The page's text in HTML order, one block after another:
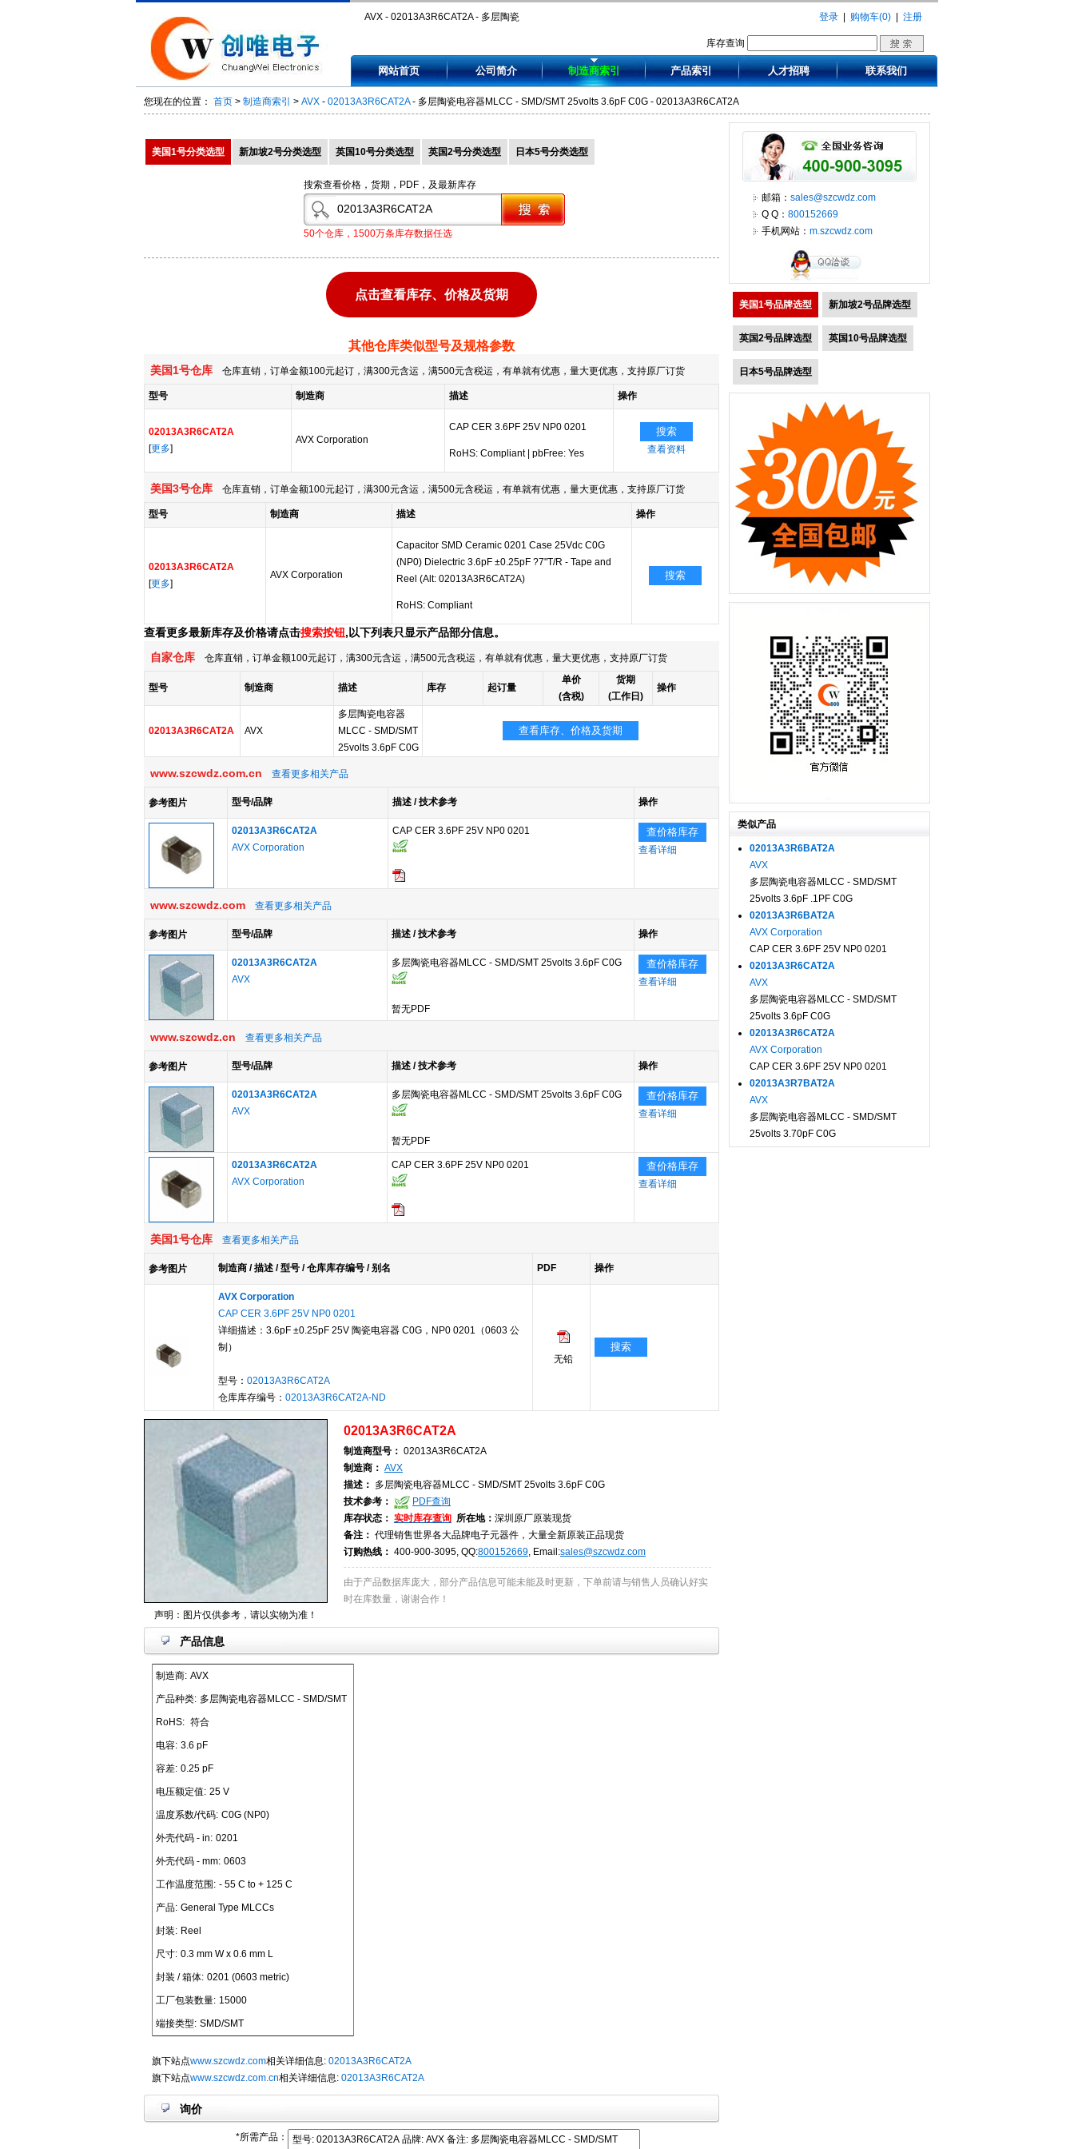
AVX - 02013A3R6CAT2A - 多层陶瓷
3.6pF C0G - 02013A3R6CAT2A
登录 购物车(0) 注册
库存查询
网站首页 公司简介 制造商索引 产品索引 人才招聘 联系我们
您现在的位置： 首页 > 制造商索引 > AVX - 02013A3R6CAT2A- 多层陶瓷电容器MLCC - SMD/SMT 25volts 3.6pF C0G - 02013A3R6CAT2A
美国1号分类选型 新加坡2号分类选型 英国10号分类选型 英国2号分类选型 日本5号分类选型
搜索查看价格，货期，PDF，及最新库存
50个仓库，1500万条库存数据任选
点击查看库存、价格及货期
其他仓库类似型号及规格参数
美国1号仓库 仓库直销，订单金额100元起订，满300元含运，满500元含税运，有单就有优惠，量大更优惠，支持原厂订货
型号 制造商 描述 操作
02013A3R6CAT2A
[更多]
AVX Corporation
CAP CER 3.6PF 25V NP0 0201
RoHS: Compliant pbFree: Yes
搜索
查看资料
美国3号仓库 仓库直销，订单金额100元起订，满300元含运，满500元含税运，有单就有优惠，量大更优惠，支持原厂订货
型号 制造商 描述 操作
02013A3R6CAT2A
[更多]
AVX Corporation
Capacitor SMD Ceramic 0201 Case 25Vdc C0G
(NP0) Dielectric 3.6pF ±0.25pF ?7"T/R - Tape and
Reel (Alt: 02013A3R6CAT2A)
RoHS: Compliant
搜索
查看更多最新库存及价格请点击搜索按钮,以下列表只显示产品部分信息。
自家仓库 仓库直销，订单金额100元起订，满300元含运，满500元含税运，有单就有优惠，量大更优惠，支持原厂订货
型号 制造商 描述 库存 起订量
单价
(含税)
货期
(工作日)
操作
02013A3R6CAT2A AVX
多层陶瓷电容器
MLCC - SMD/SMT
25volts 3.6pF C0G
查看库存、价格及货期
www.szcwdz.com.cn 查看更多相关产品
参考图片 型号/品牌 描述 / 技术参考 操作
02013A3R6CAT2A
AVX Corporation
CAP CER 3.6PF 25V NP0 0201 查价格库存
查看详细
www.szcwdz.com 查看更多相关产品
参考图片 型号/品牌 描述 / 技术参考 操作
02013A3R6CAT2A
AVX
多层陶瓷电容器MLCC - SMD/SMT 25volts 3.6pF C0G
暂无PDF
查价格库存
查看详细
www.szcwdz.cn 查看更多相关产品
参考图片 型号/品牌 描述 / 技术参考 操作
02013A3R6CAT2A
AVX
多层陶瓷电容器MLCC - SMD/SMT 25volts 3.6pF C0G
暂无PDF
查价格库存
查看详细
02013A3R6CAT2A
AVX Corporation
CAP CER 3.6PF 25V NP0 0201 查价格库存
查看详细
美国1号仓库 查看更多相关产品
参考图片 制造商 / 描述 / 型号 / 仓库库存编号 / 别名 PDF 操作
AVX Corporation
CAP CER 3.6PF 25V NP0 0201
详细描述：3.6pF ±0.25pF 25V 陶瓷电容器 C0G，NP0 0201（0603 公
制）
型号： 02013A3R6CAT2A
仓库库存编号： 02013A3R6CAT2A-ND
无铅
搜索
声明：图片仅供参考，请以实物为准！
02013A3R6CAT2A
制造商型号： 02013A3R6CAT2A
制造商： AVX
描述： 多层陶瓷电容器MLCC - SMD/SMT 25volts 3.6pF C0G
技术参考：
PDF查询
库存状态： 实时库存查询 所在地： 深圳原厂原装现货
备注： 代理销售世界各大品牌电子元器件，大量全新原装正品现货
订购热线： 400-900-3095, QQ:800152669, Email:sales@szcwdz.com
由于产品数据库庞大，部分产品信息可能未能及时更新，下单前请与销售人员确认好实
时在库数量，谢谢合作！
产品信息
制造商: AVX
产品种类: 多层陶瓷电容器MLCC - SMD/SMT
RoHS: 符合
电容: 3.6 pF
容差: 0.25 pF
电压额定值: 25 V
温度系数/代码: C0G (NP0)
外壳代码 - in: 0201
外壳代码 - mm: 0603
工作温度范围: - 55 C to + 125 C
产品: General Type MLCCs
封装: Reel
尺寸: 0.3 mm W x 0.6 mm L
封装 / 箱体: 0201 (0603 metric)
工厂包装数量: 15000
端接类型: SMD/SMT
旗下站点www.szcwdz.com相关详细信息: 02013A3R6CAT2A
旗下站点www.szcwdz.com.cn相关详细信息: 02013A3R6CAT2A
询价
*所需产品：
邮箱： sales@szcwdz.com
Q Q： 800152669
手机网站： m.szcwdz.com
美国1号品牌选型 新加坡2号品牌选型
英国2号品牌选型 英国10号品牌选型
日本5号品牌选型
类似产品
02013A3R6BAT2A
AVX
多层陶瓷电容器MLCC - SMD/SMT
25volts 3.6pF .1PF C0G
02013A3R6BAT2A
AVX Corporation
CAP CER 3.6PF 25V NP0 0201
02013A3R6CAT2A
AVX
多层陶瓷电容器MLCC - SMD/SMT
25volts 3.6pF C0G
02013A3R6CAT2A
AVX Corporation
CAP CER 3.6PF 25V NP0 0201
02013A3R7BAT2A
AVX
多层陶瓷电容器MLCC - SMD/SMT
25volts 3.70pF C0G